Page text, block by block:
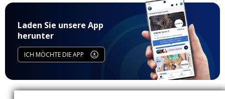
Laden Sie unsere App
herunter
ICH MÖCHTE DIE APP